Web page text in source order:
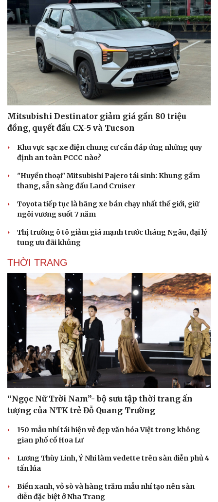
Sức khỏe
Dinh dưỡng - món ngon
Sản phụ khoa
Làm đẹp - giảm cân
Phòng mạch online
Đời sống
Nhà đẹp
Blog
Tình yêu - Gia đình
Mitsubishi Destinator giảm giá gần 80 triệu
đồng, quyết đấu CX-5 và Tucson
Khu vực sạc xe điện chung cư cần đáp ứng những quy
định an toàn PCCC nào?
"Huyền thoại" Mitsubishi Pajero tái sinh: Khung gầm
thang, sẵn sàng đấu Land Cruiser
Toyota tiếp tục là hãng xe bán chạy nhất thế giới, giữ
ngôi vương suốt 7 năm
Thị trường ô tô giảm giá mạnh trước tháng Ngâu, đại lý
tung ưu đãi khủng
THỜI TRANG
“Ngọc Nữ Trời Nam”- bộ sưu tập thời trang ấn
tượng của NTK trẻ Đỗ Quang Trường
150 mẫu nhí tái hiện vẻ đẹp văn hóa Việt trong không
gian phố cổ Hoa Lư
Lương Thùy Linh, Ý Nhi làm vedette trên sàn diễn phủ 4
tấn lúa
Biển xanh, vỏ sò và hàng trăm mẫu nhí tạo nên sàn
diễn đặc biệt ở Nha Trang